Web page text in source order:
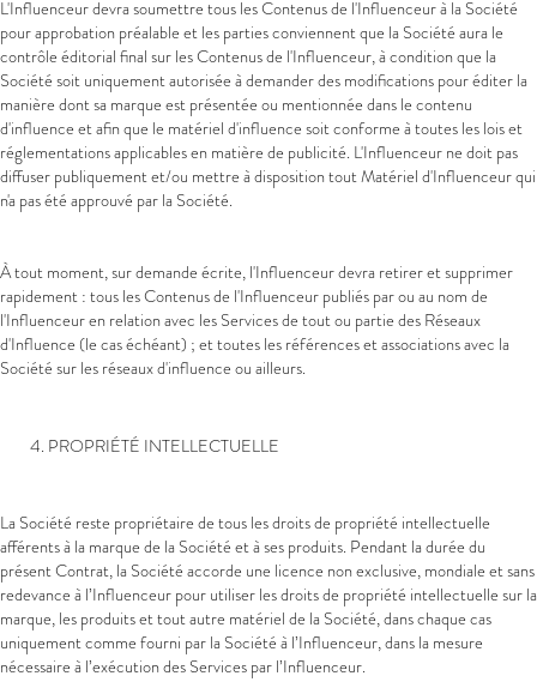
L'Influenceur devra soumettre tous les Contenus de l'Influenceur à la Société
pour approbation préalable et les parties conviennent que la Société aura le
contrôle éditorial final sur les Contenus de l'Influenceur, à condition que la
Société soit uniquement autorisée à demander des modifications pour éditer la
manière dont sa marque est présentée ou mentionnée dans le contenu
d'influence et afin que le matériel d'influence soit conforme à toutes les lois et
réglementations applicables en matière de publicité. L'Influenceur ne doit pas
diffuser publiquement et/ou mettre à disposition tout Matériel d'Influenceur qui
n'a pas été approuvé par la Société.
À tout moment, sur demande écrite, l'Influenceur devra retirer et supprimer
rapidement : tous les Contenus de l'Influenceur publiés par ou au nom de
l'Influenceur en relation avec les Services de tout ou partie des Réseaux
d'Influence (le cas échéant) ; et toutes les références et associations avec la
Société sur les réseaux d'influence ou ailleurs.
PROPRIÉTÉ INTELLECTUELLE
La Société reste propriétaire de tous les droits de propriété intellectuelle
afférents à la marque de la Société et à ses produits. Pendant la durée du
présent Contrat, la Société accorde une licence non exclusive, mondiale et sans
redevance à l’Influenceur pour utiliser les droits de propriété intellectuelle sur la
marque, les produits et tout autre matériel de la Société, dans chaque cas
uniquement comme fourni par la Société à l’Influenceur, dans la mesure
nécessaire à l’exécution des Services par l’Influenceur.